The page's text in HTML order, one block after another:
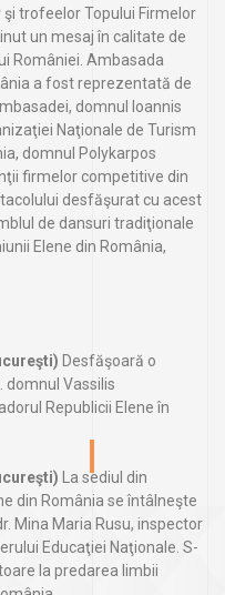
trofeelor Topului Firmelor
un mesaj în calitate de
României. Ambasada
a fost reprezentată de
domnul Ioannis
Naţionale de Turism
domnul Polykarpos
firmelor competitive din
desfăşurat cu acest
de dansuri tradiţionale
Elene din România,
Desfăşoară o
domnul Vassilis
Republicii Elene în
La sediul din
din România se întâlneşte
Mina Maria Rusu, inspector
Educaţiei Naţionale. S-
la predarea limbii